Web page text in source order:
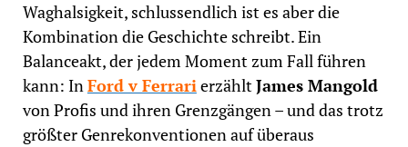
Waghalsigkeit, schlussendlich ist es aber die
Kombination die Geschichte schreibt. Ein
Balanceakt, der jedem Moment zum Fall führen
kann: InFord v FerrarierzähltJames Mangold
von Profis und ihren Grenzgängen– und das trotz
größter Genrekonventionen auf überaus